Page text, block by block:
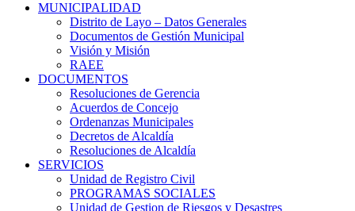
MUNICIPALIDAD
Distrito de Layo – Datos Generales
Documentos de Gestión Municipal
Visión y Misión
RAEE
DOCUMENTOS
Resoluciones de Gerencia
Acuerdos de Concejo
Ordenanzas Municipales
Decretos de Alcaldía
Resoluciones de Alcaldía
SERVICIOS
Unidad de Registro Civil
PROGRAMAS SOCIALES
Unidad de Gestion de Riesgos y Desastres